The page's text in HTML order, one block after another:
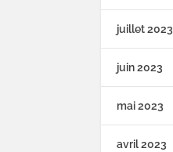
juillet 2023
juin 2023
mai 2023
avril 2023